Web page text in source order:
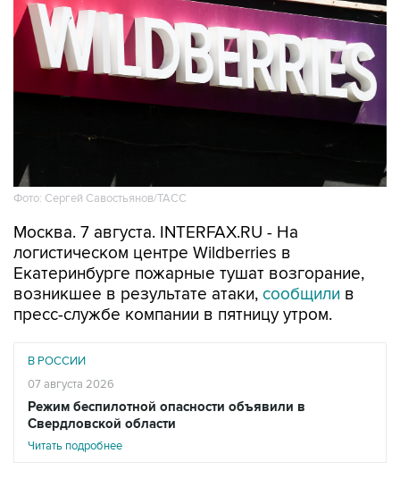
Фото: Сергей Савостьянов/ТАСС
Москва. 7 августа. INTERFAX.RU - На
логистическом центре Wildberries в
Екатеринбурге пожарные тушат возгорание,
возникшее в результате атаки, сообщили в
пресс-службе компании в пятницу утром.
В РОССИИ
07 августа 2026
Режим беспилотной опасности объявили в
Свердловской области
Читать подробнее